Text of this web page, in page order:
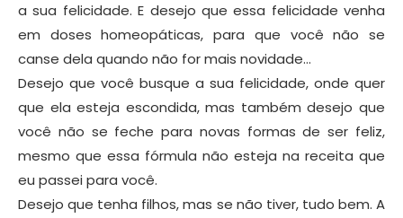
a sua felicidade. E desejo que essa felicidade venha
em doses homeopáticas, para que você não se
canse dela quando não for mais novidade…
Desejo que você busque a sua felicidade, onde quer
que ela esteja escondida, mas também desejo que
você não se feche para novas formas de ser feliz,
mesmo que essa fórmula não esteja na receita que
eu passei para você.
Desejo que tenha filhos, mas se não tiver, tudo bem. A